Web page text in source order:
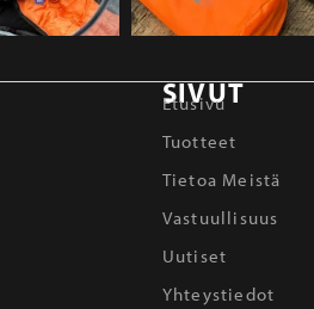
SIVUT
Etusivu
Tuotteet
Tietoa Meistä
Vastuullisuus
Uutiset
Yhteystiedot